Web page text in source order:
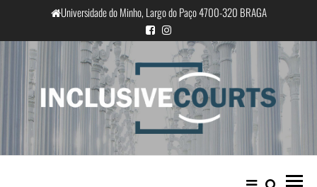
o
conteúdo
Universidade do Minho, Largo do Paço 4700-320 BRAGA
InclusiveCourts
Igualdade e diferença cultural na
prática judicial portuguesa